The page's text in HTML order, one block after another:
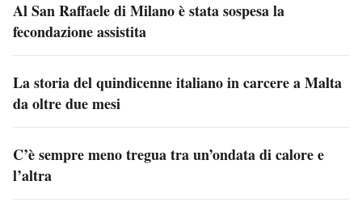
Al San Raffaele di Milano è stata sospesa la
fecondazione assistita
La storia del quindicenne italiano in carcere a Malta
da oltre due mesi
C’è sempre meno tregua tra un’ondata di calore e
l’altra